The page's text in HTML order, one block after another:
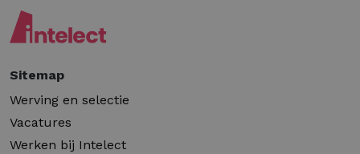
Sitemap
Werving en selectie
Vacatures
Werken bij Intelect